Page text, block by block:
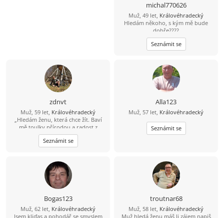
michal770626
Muž, 49 let, Královéhradecký
Hledám někoho, s kým mě bude
dobře????
Seznámit se
zdnvt
Muž, 59 let, Královéhradecký
„Hledám ženu, která chce žít. Baví
mě toulky přírodou a radost z
pohybu. Hledám k sobě parťáka v
ženském rodě, se kterou budeme
sdílet energii a volný čas, ale
svobodu a soukromí vlastního
domova. Věřím, že kvalitní vztah
stojí na společných zážitcích, ne na
společné adrese. Myslím si, že pro
začátek je to ideální způsob, jak se
na sebe pokaždé těšit a užívat si
společné chvíle naplno. Pojďme
Seznámit se
Alla123
Muž, 57 let, Královéhradecký
Seznámit se
Bogas123
Muž, 62 let, Královéhradecký
Jsem kliďas a pohodář se smyslem
troutnar68
Muž, 58 let, Královéhradecký
Muž hledá ženu máš li zájem napiš